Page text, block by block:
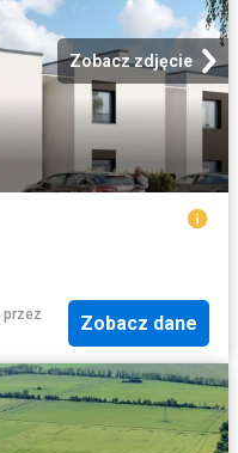
Zobacz zdjęcie
przez
Zobacz dane